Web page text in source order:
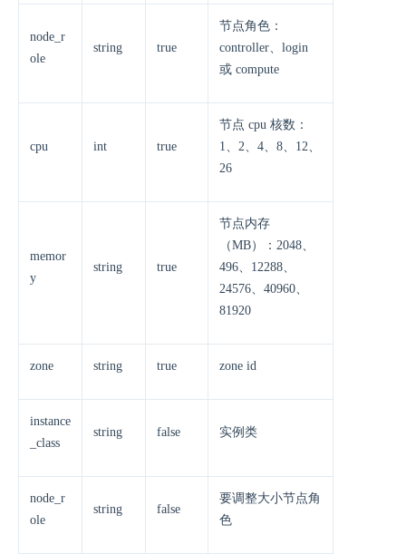
node_r
ole
string true
节点角色：
controller、login
或 compute
cpu int true
节点 cpu 核数：
1、2、4、8、12、
26
memor
y
string true
节点内存
（MB）：2048、
496、12288、
24576、40960、
81920
zone string true zone id
instance
_class
string false 实例类
node_r
ole
string false
要调整大小节点角
色